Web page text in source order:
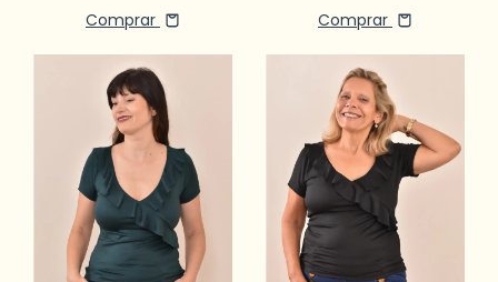
Comprar Comprar